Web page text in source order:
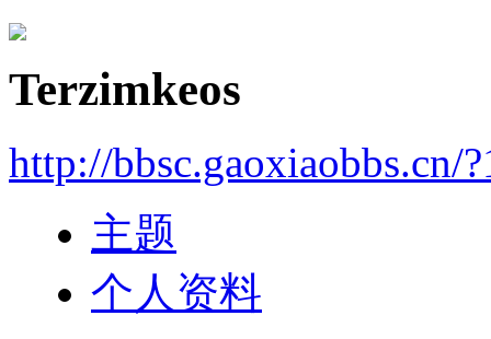
Terzimkeos
http://bbsc.gaoxiaobbs.cn/
主题
个人资料